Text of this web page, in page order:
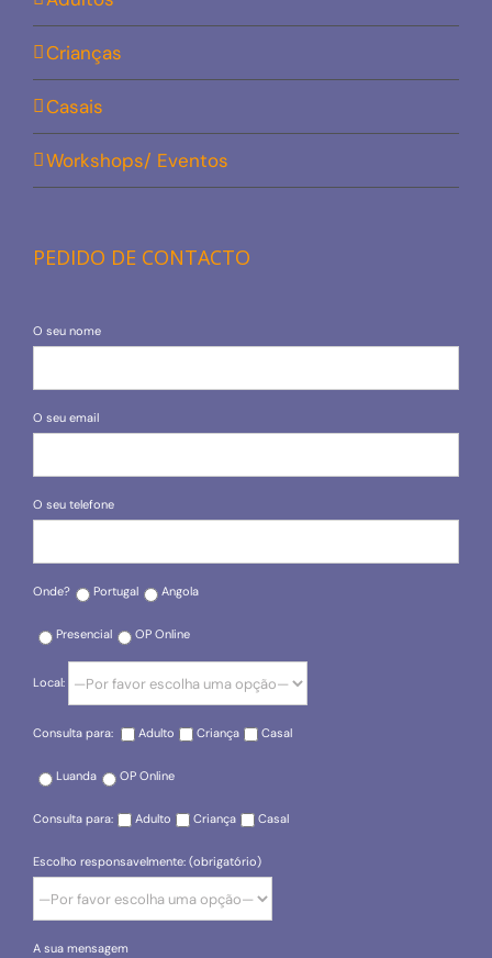
Crianças
Casais
Workshops/ Eventos
PEDIDO DE CONTACTO
O seu nome
O seu email
O seu telefone
Onde? Portugal Angola
Presencial OP Online
Local:
Consulta para: Adulto Criança Casal
Luanda OP Online
Consulta para: Adulto Criança Casal
Escolho responsavelmente: (obrigatório)
A sua mensagem